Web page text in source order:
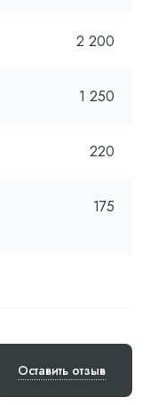
2 200
1 250
220
175
Оставить отзыв